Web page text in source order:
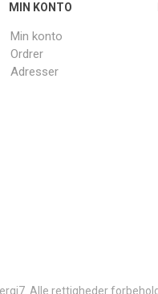
MIN KONTO
Min konto
Ordrer
Adresser
Alle rettigheder